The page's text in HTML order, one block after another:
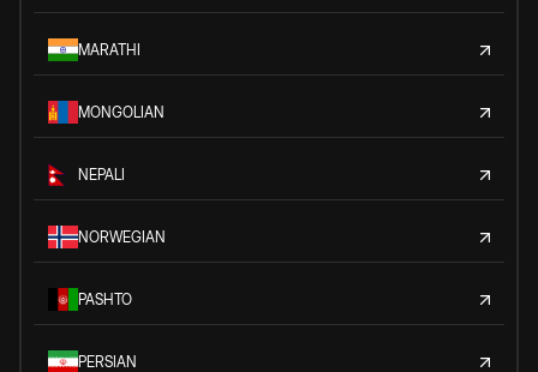
MARATHI
MONGOLIAN
NEPALI
NORWEGIAN
PASHTO
PERSIAN